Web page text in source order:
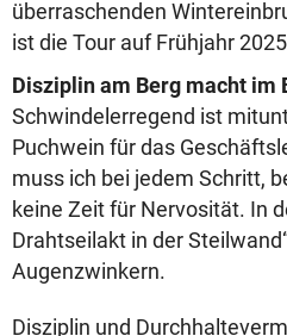
überraschenden
ist die Tour auf Frühjahr
Disziplin am Berg macht
Schwindelerregend ist
Puchwein für das
muss ich bei jedem Schritt,
keine Zeit für Nervosität. In
Drahtseilakt in der
Augenzwinkern.
Disziplin und